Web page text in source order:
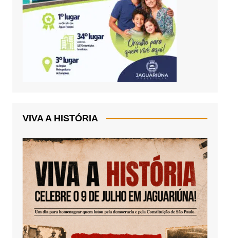
VIVA A HISTÓRIA